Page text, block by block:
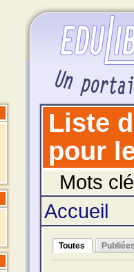
Liste
pour
Mots
Accueil
Toutes